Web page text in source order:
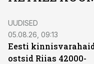
UUDISED
05.08.26, 09:13
Eesti
ostsid Riias 42000-